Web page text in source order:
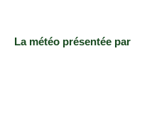
La météo présentée par